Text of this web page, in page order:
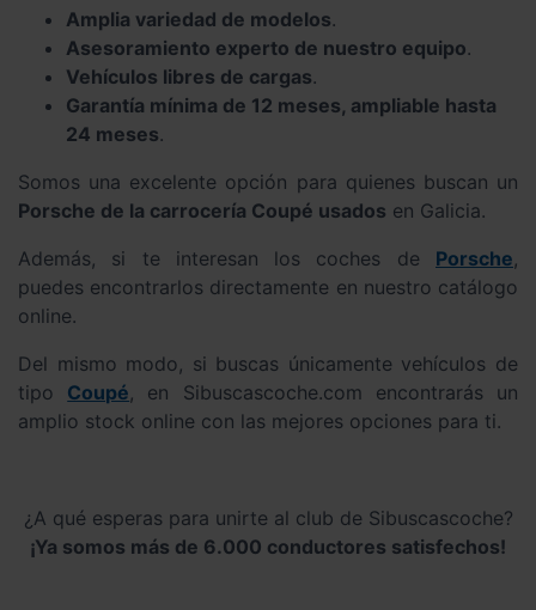
Amplia variedad de modelos.
Asesoramiento experto de nuestro equipo.
Vehículos libres de cargas.
Garantía mínima de 12 meses, ampliable hasta
24 meses.
Somos una excelente opción para quienes buscan un
Porsche de la carrocería Coupé usados en Galicia.
Además, si te interesan los coches de Porsche,
puedes encontrarlos directamente en nuestro catálogo
online.
Del mismo modo, si buscas únicamente vehículos de
tipo Coupé, en Sibuscascoche.com encontrarás un
amplio stock online con las mejores opciones para ti.
¿A qué esperas para unirte al club de Sibuscascoche?
¡Ya somos más de 6.000 conductores satisfechos!